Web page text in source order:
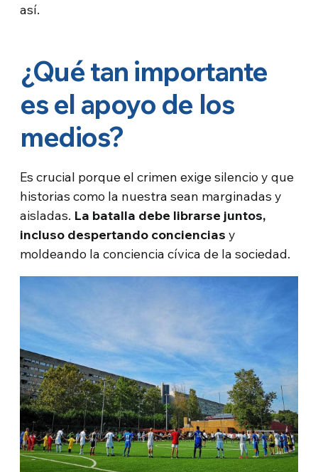
así.
¿Qué tan importante
es el apoyo de los
medios?
Es crucial porque el crimen exige silencio y que
historias como la nuestra sean marginadas y
aisladas. La batalla debe librarse juntos,
incluso despertando conciencias y
moldeando la conciencia cívica de la sociedad.